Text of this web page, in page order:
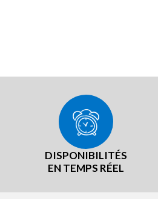
DISPONIBILITÉS
EN TEMPS RÉEL